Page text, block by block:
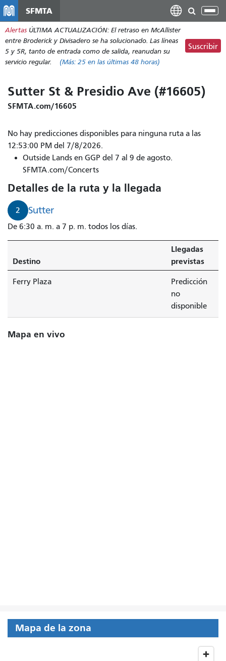
contenido
principal
SFMTA
Alertas ÚLTIMA ACTUALIZACIÓN: El retraso en McAllister
entre Broderick y Divisadero se ha solucionado. Las líneas
5 y 5R, tanto de entrada como de salida, reanudan su
servicio regular.
(Más: 25 en las últimas 48 horas)
Suscribir
Sutter St & Presidio Ave (#16605)
SFMTA.com/16605
No hay predicciones disponibles para ninguna ruta a las
12:53:00 PM del 7/8/2026.
Outside Lands en GGP del 7 al 9 de agosto.
SFMTA.com/Concerts
Detalles de la ruta y la llegada
2 Sutter
De 6:30 a. m. a 7 p. m. todos los días.
Destino
Llegadas
previstas
Ferry Plaza
Predicción
no
disponible
Mapa en vivo
Mapa de la zona